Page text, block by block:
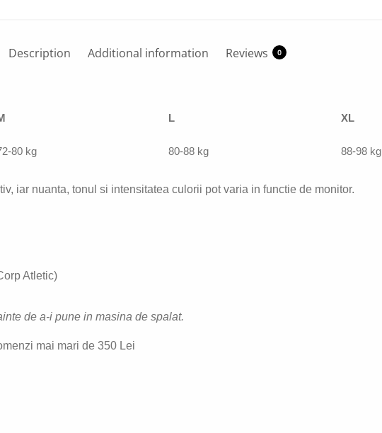
Description Additional information Reviews 0
L XL
80 kg 80-88 kg 88-98 kg
iar nuanta, tonul si intensitatea culorii pot varia in functie de monitor.
Atletic)
de a-i pune in masina de spalat.
mai mari de 350 Lei